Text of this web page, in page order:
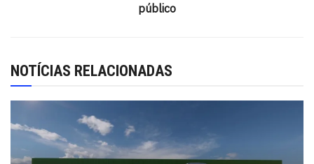
preços ausente ou em desacordo com as normas;
de marca de um distribuidor e aquisição e venda de
combustíveis de outro; balança ausente ou irregular.
postos para análise laboratorial.
Denúncias sobre irregularidades no
público
NOTÍCIAS RELACIONADAS